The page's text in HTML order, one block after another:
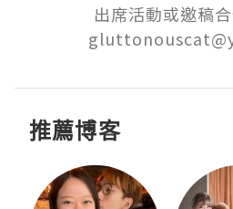
出席活動或邀稿
推薦博客